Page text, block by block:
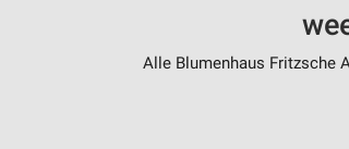
Alle Blumenhaus Fritzsche
Entwicklung und Verbesserung der Angebote
Verwendung reduzierter Daten zur Auswahl